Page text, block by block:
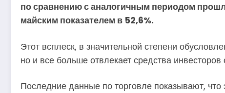
по сравнению с аналогичным периодом
майским показателем в 52,6%.
Этот всплеск, в значительной степени
но и все больше отвлекает средства
Последние данные по торговле показывают,